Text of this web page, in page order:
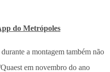
do Metrópoles
a montagem também não
em novembro do ano